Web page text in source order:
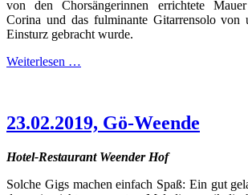
von den Chorsängerinnen errichtete
Corina und das fulminante Gitarrensolo von
Einsturz gebracht wurde.
Weiterlesen …
23.02.2019, Gö-Weende
Hotel-Restaurant Weender Hof
Solche Gigs machen einfach Spaß: Ein gut